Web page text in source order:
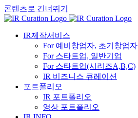
콘텐츠로 건너뛰기
IR제작서비스
For 예비창업자, 초기창업자
For 스타트업, 일반기업
For 스타트업(시리즈A,B,C)
IR 비즈니스 큐레이션
포트폴리오
IR 포트폴리오
영상 포트폴리오